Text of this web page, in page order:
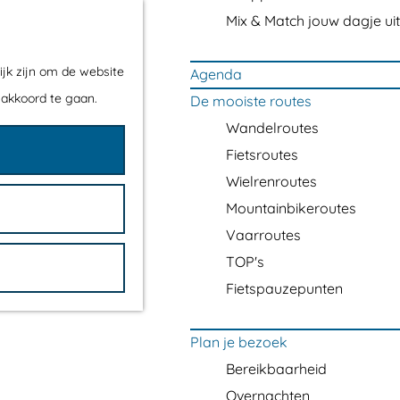
zijn om de website
te gaan.
Mix & Match jouw dagje uit
Agenda
De mooiste routes
Wandelroutes
Fietsroutes
Wielrenroutes
Mountainbikeroutes
Vaarroutes
TOP's
Fietspauzepunten
Plan je bezoek
Bereikbaarheid
Overnachten